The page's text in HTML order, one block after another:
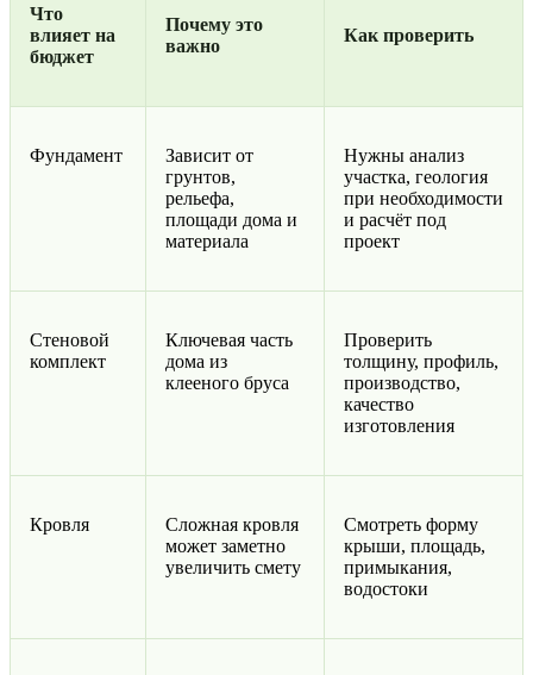
Что
влияет на
бюджет
Почему это
важно
Как проверить
Фундамент
Зависит от
грунтов,
рельефа,
площади дома и
материала
Нужны анализ
участка, геология
при необходимости
и расчёт под
проект
Стеновой
комплект
Ключевая часть
дома из
клееного бруса
Проверить
толщину, профиль,
производство,
качество
изготовления
Кровля
Сложная кровля
может заметно
увеличить смету
Смотреть форму
крыши, площадь,
примыкания,
водостоки